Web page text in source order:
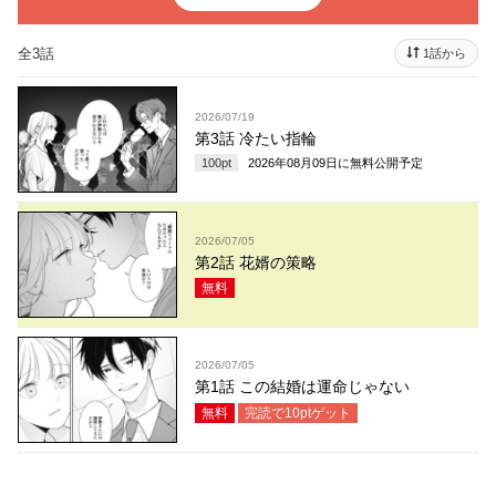
全3話 1話から
2026/07/19
第3話 冷たい指輪
100pt 2026年08月09日 に無料公開予定
2026/07/05
第2話 花婿の策略
無料
2026/07/05
第1話 この結婚は運命じゃない
無料 完読で10ptゲット